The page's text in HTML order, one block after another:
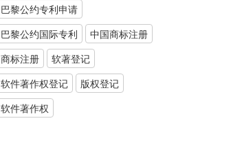
巴黎公约专利申请
巴黎公约国际专利
中国商标注册
商标注册
软著登记
软件著作权登记
版权登记
软件著作权